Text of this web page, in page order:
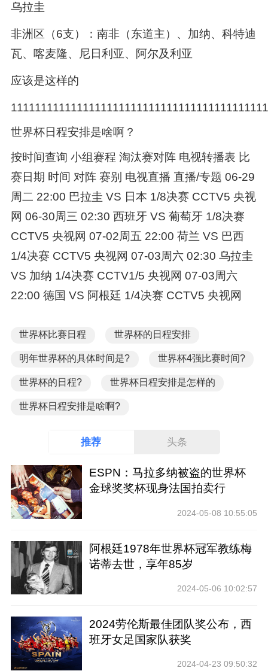
乌拉圭
非洲区（6支）：南非（东道主）、加纳、科特迪
瓦、喀麦隆、尼日利亚、阿尔及利亚
应该是这样的
世界杯日程安排是啥啊？
按时间查询 小组赛程 淘汰赛对阵 电视转播表 比
赛日期 时间 对阵 赛别 电视直播 直播/专题 06-29
周二 22:00 巴拉圭 VS 日本 1/8决赛 CCTV5 央视
网 06-30周三 02:30 西班牙 VS 葡萄牙 1/8决赛
CCTV5 央视网 07-02周五 22:00 荷兰 VS 巴西
1/4决赛 CCTV5 央视网 07-03周六 02:30 乌拉圭
VS 加纳 1/4决赛 CCTV1/5 央视网 07-03周六
22:00 德国 VS 阿根廷 1/4决赛 CCTV5 央视网
世界杯比赛日程 世界杯的日程安排
明年世界杯的具体时间是? 世界杯4强比赛时间?
世界杯的日程? 世界杯日程安排是怎样的
世界杯日程安排是啥啊?
推荐 头条
ESPN：马拉多纳被盗的世界杯
金球奖奖杯现身法国拍卖行
2024-05-08 10:55:05
阿根廷1978年世界杯冠军教练梅
诺蒂去世，享年85岁
2024-05-06 10:02:57
2024劳伦斯最佳团队奖公布，西
班牙女足国家队获奖
2024-04-23 09:50:32